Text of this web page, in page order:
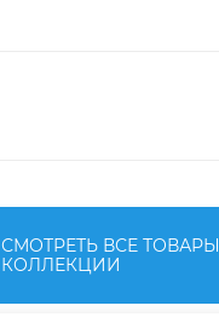
СМОТРЕТЬ ВСЕ ТОВАРЫ
КОЛЛЕКЦИИ